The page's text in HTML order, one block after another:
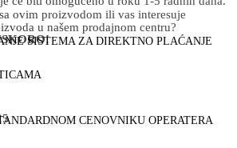
ovim proizvodom ili vas interesuje
u našem prodajnom centru?
SISTEMA ZA DIREKTNO PLAĆANJE
CENOVNIKU OPERATERA